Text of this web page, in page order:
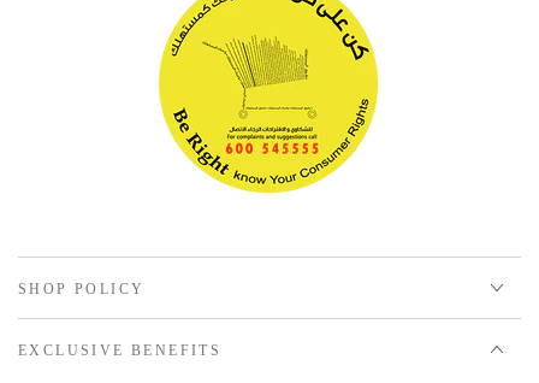
SHOP POLICY
EXCLUSIVE BENEFITS